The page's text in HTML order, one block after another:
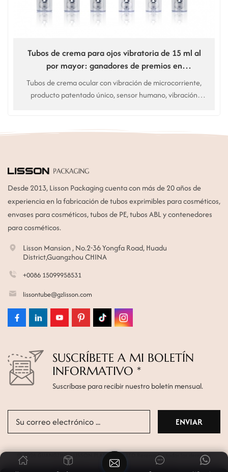
Tubos de crema para ojos vibratoria de 15 ml al
por mayor: ganadores de premios en
Norteamérica.
Tubos de crema ocular con vibración de microcorriente,
producto patentado único, sensor humano, vibración
Desde 2013, Lisson Packaging cuenta con más de 20 años de
experiencia en la fabricación de tubos exprimibles para cosméticos,
envases para cosméticos, tubos de PE, tubos ABL y contenedores
para cosméticos.
Lisson Mansion , No.2-36 Yongfa Road, Huadu
District,Guangzhou CHINA
+0086 15099958531
lissontube@gzlisson.com
SUSCRÍBETE A MI BOLETÍN
INFORMATIVO *
Suscríbase para recibir nuestro boletín mensual.
© 2026 GUANGZHOU LISSON PLASTIC CO.,LTD Reservados todos los derechos.
Mapa del sitio
Xml | política de privacidad